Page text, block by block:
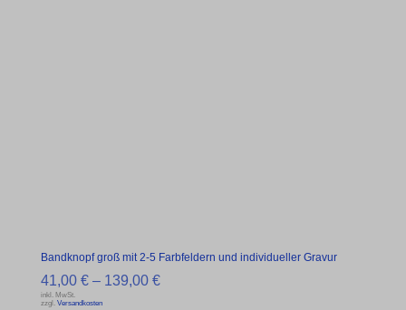
Bandknopf groß mit 2-5 Farbfeldern und individueller Gravur
41,00 €– 139,00 €
inkl. MwSt.
zzgl. Versandkosten